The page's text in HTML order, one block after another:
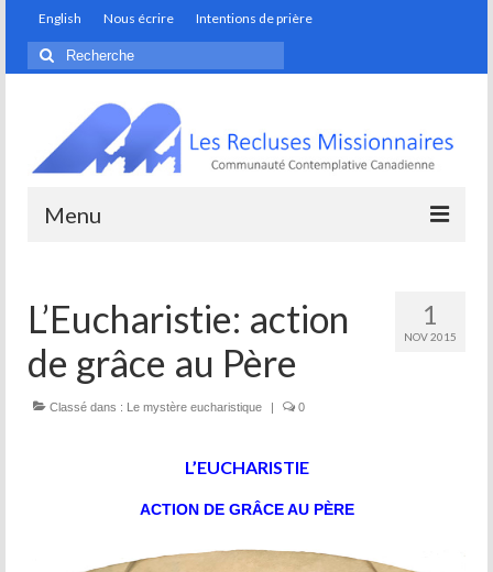
English Nous écrire Intentions de prière
Rechercher
:
Menu
Artisans de la fondation
Discerner son appel
Prendre soin de notre maison commune
Prière d’Adoration et de Louange
1
NOV 2015
L’Eucharistie: action
de grâce au Père
Classé dans : Le mystère eucharistique 0
L’EUCHARISTIE
ACTION DE GRÂCE AU PÈRE